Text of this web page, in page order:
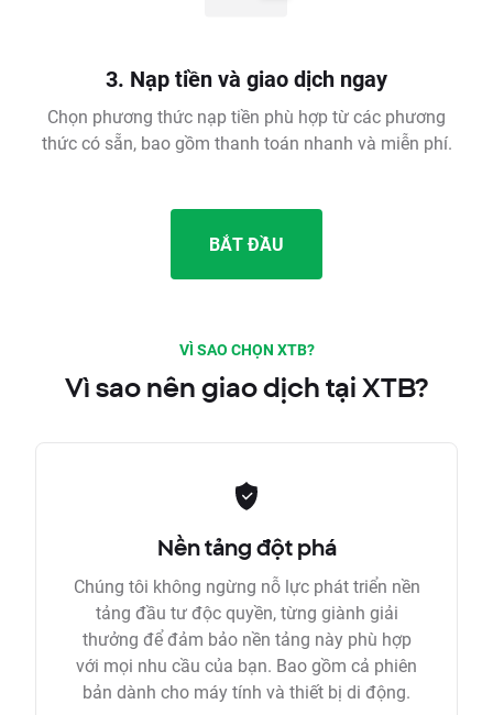
3. Nạp tiền và giao dịch ngay
Chọn phương thức nạp tiền phù hợp từ các phương
thức có sẵn, bao gồm thanh toán nhanh và miễn phí.
BẮT ĐẦU
VÌ SAO CHỌN XTB?
Vì sao nên giao dịch tại XTB?
Nền tảng đột phá
Chúng tôi không ngừng nỗ lực phát triển nền
tảng đầu tư độc quyền, từng giành giải
thưởng để đảm bảo nền tảng này phù hợp
với mọi nhu cầu của bạn. Bao gồm cả phiên
bản dành cho máy tính và thiết bị di động.